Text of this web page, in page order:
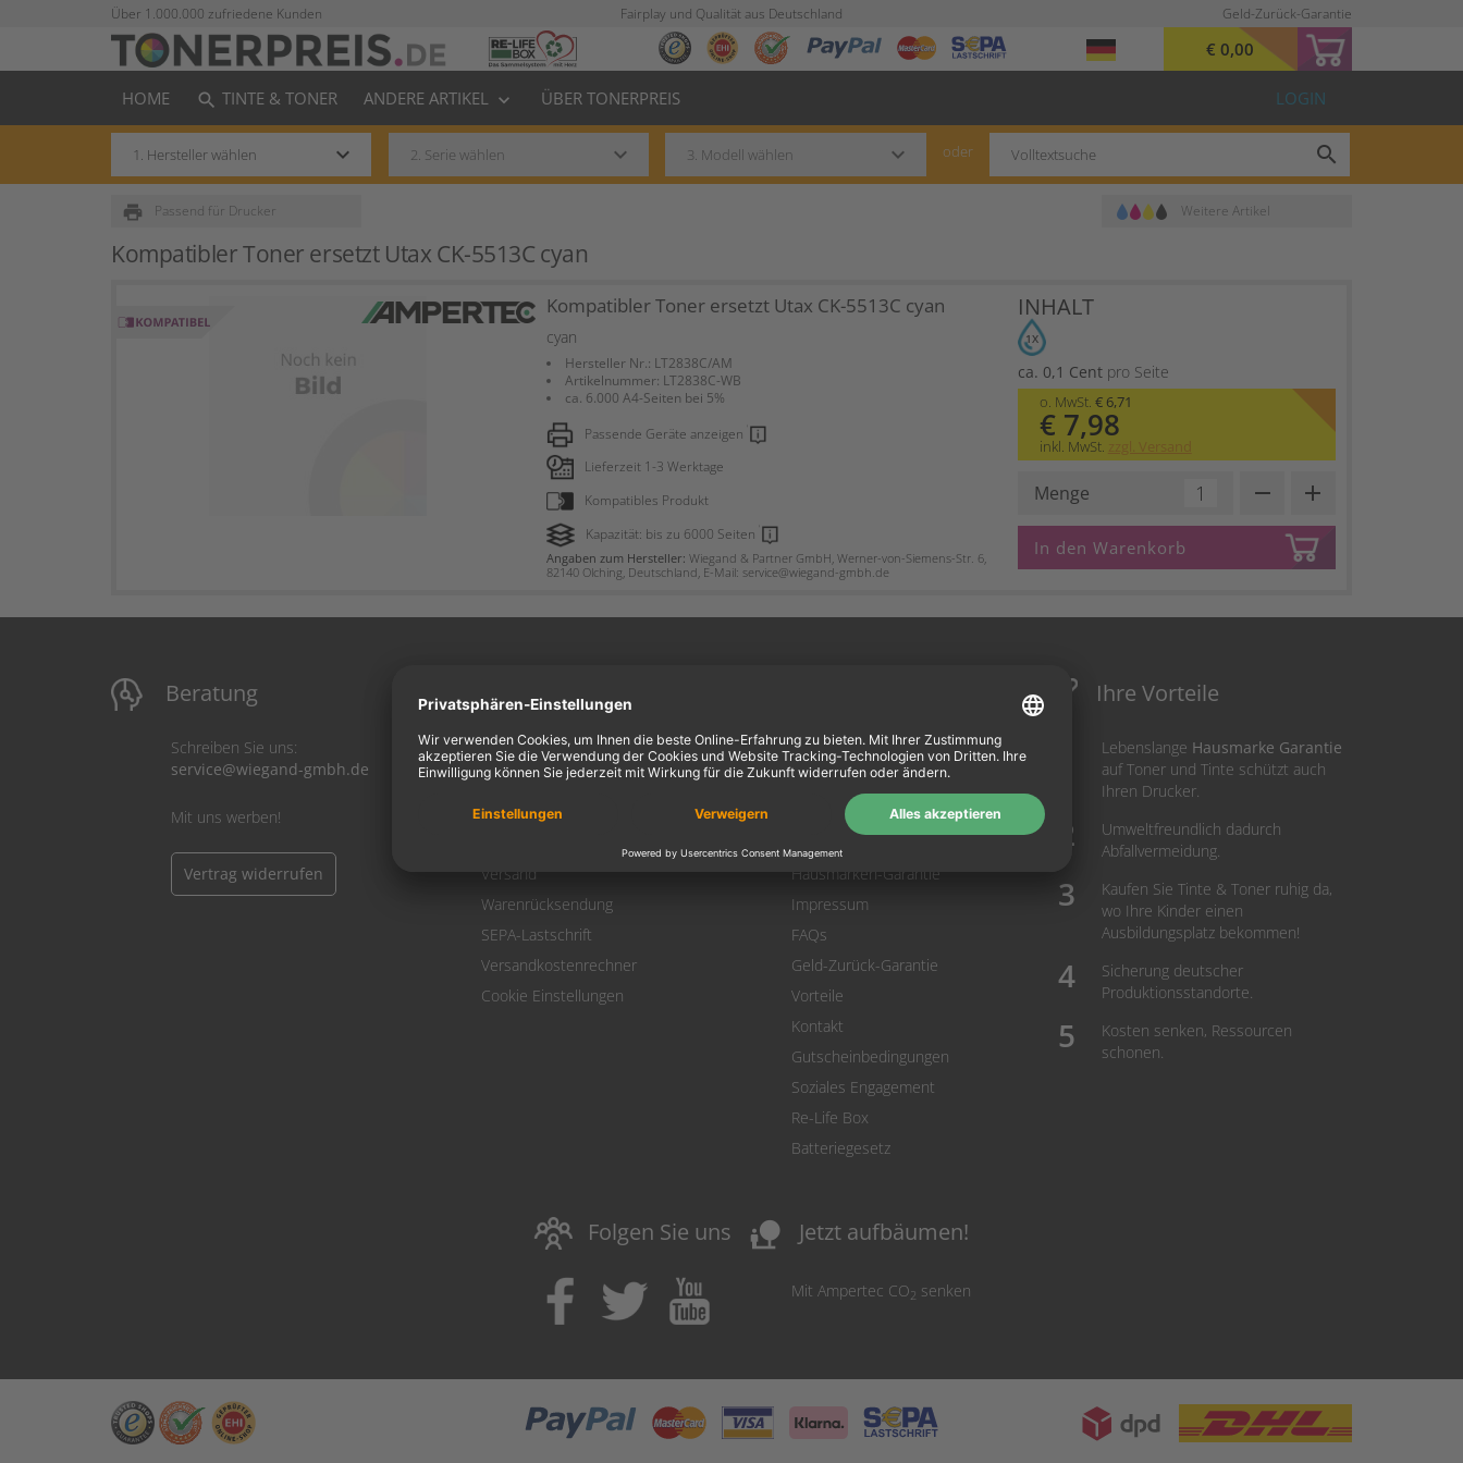
Über 1.000.000 zufriedene Kunden Fairplay und Qualität aus Deutschland Geld-Zurück-Garantie
€ 0,00
HOME search TINTE & TONER ANDERE ARTIKEL keyboard_arrow_down ÜBER TONERPREIS LOGIN
keyboard_arrow_down keyboard_arrow_down keyboard_arrow_down oder search
Passend für Drucker
print Weitere Artikel
Kompatibler Toner ersetzt Utax CK-5513C cyan
Kompatibler Toner ersetzt Utax CK-5513C cyan
cyan
Hersteller Nr.: LT2838C/AM
Artikelnummer: LT2838C-WB
ca. 6.000 A4-Seiten bei 5%
Passende Geräte anzeigen
Lieferzeit 1-3 Werktage
Kompatibles Produkt
Kapazität: bis zu 6000 Seiten
Angaben zum Hersteller: Wiegand & Partner GmbH, Werner-von-Siemens-Str. 6,
82140 Olching, Deutschland, E-Mail: service@wiegand-gmbh.de
INHALT
1X
ca. 0,1 Centpro Seite
o. MwSt. € 6,71
€ 7,98
inkl. MwSt. zzgl. Versand
Menge remove add
In den Warenkorb
Beratung
Schreiben Sie uns:
service@wiegand-gmbh.de
Mit uns werben!
Vertrag widerrufen
Mein Konto
Mein Konto
Login
Warenkorb
Versand
Warenrücksendung
SEPA-Lastschrift
Versandkostenrechner
Cookie Einstellungen
Über uns
AGB
Datenschutz
Hausmarken-Garantie
Impressum
FAQs
Geld-Zurück-Garantie
Vorteile
Kontakt
Gutscheinbedingungen
Soziales Engagement
Re-Life Box
Batteriegesetz
Ihre Vorteile
Lebenslange Hausmarke Garantie
auf Toner und Tinte schützt auch
Ihren Drucker.
Umweltfreundlich dadurch
Abfallvermeidung.
Kaufen Sie Tinte & Toner ruhig da,
wo Ihre Kinder einen
Ausbildungsplatz bekommen!
Sicherung deutscher
Produktionsstandorte.
Kosten senken, Ressourcen
schonen.
Folgen Sie uns nature_people Jetzt aufbäumen!
Mit Ampertec CO2 senken